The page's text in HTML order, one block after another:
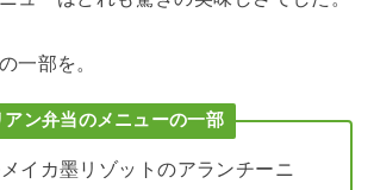
一部を。
アン弁当のメニューの一部
メイカ墨リゾットのアランチーニ